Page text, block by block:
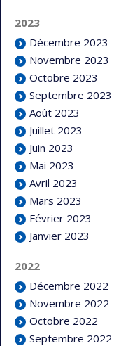
2023
Décembre 2023
Novembre 2023
Octobre 2023
Septembre 2023
Août 2023
Juillet 2023
Juin 2023
Mai 2023
Avril 2023
Mars 2023
Février 2023
Janvier 2023
2022
Décembre 2022
Novembre 2022
Octobre 2022
Septembre 2022